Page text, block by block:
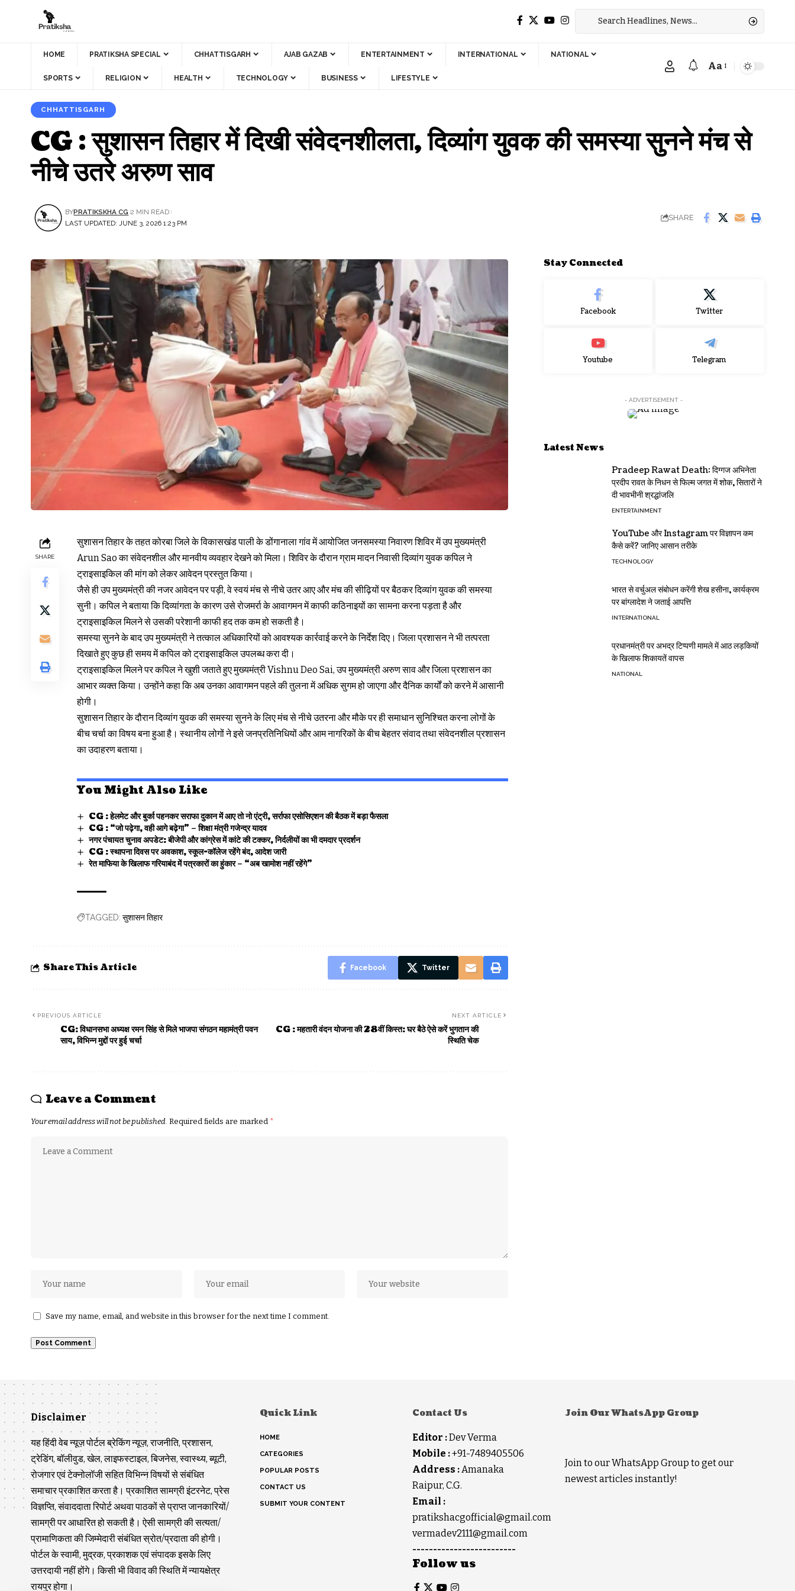
HOME PRATIKSHA SPECIAL CHHATTISGARH AJAB GAZAB ENTERTAINMENT INTERNATIONAL NATIONAL
SPORTS RELIGION HEALTH TECHNOLOGY BUSINESS LIFESTYLE
Aa
CHHATTISGARH
CG : सुशासन तिहार में दिखी संवेदनशीलता, दिव्यांग युवक की समस्या सुनने मंच से
नीचे उतरे अरुण साव
LAST UPDATED: JUNE 3, 2026 1:23 PM
BYPRATIKSKHA CG 2 MIN READ
SHARE
SHARE
सुशासन तिहार के तहत कोरबा जिले के विकासखंड पाली के डोंगानाला गांव में आयोजित जनसमस्या निवारण शिविर में उप मुख्यमंत्री
Arun Sao का संवेदनशील और मानवीय व्यवहार देखने को मिला। शिविर के दौरान ग्राम मादन निवासी दिव्यांग युवक कपिल ने
ट्राइसाइकिल की मांग को लेकर आवेदन प्रस्तुत किया।
जैसे ही उप मुख्यमंत्री की नजर आवेदन पर पड़ी, वे स्वयं मंच से नीचे उतर आए और मंच की सीढ़ियों पर बैठकर दिव्यांग युवक की समस्या
सुनी। कपिल ने बताया कि दिव्यांगता के कारण उसे रोजमर्रा के आवागमन में काफी कठिनाइयों का सामना करना पड़ता है और
ट्राइसाइकिल मिलने से उसकी परेशानी काफी हद तक कम हो सकती है।
समस्या सुनने के बाद उप मुख्यमंत्री ने तत्काल अधिकारियों को आवश्यक कार्रवाई करने के निर्देश दिए। जिला प्रशासन ने भी तत्परता
दिखाते हुए कुछ ही समय में कपिल को ट्राइसाइकिल उपलब्ध करा दी।
ट्राइसाइकिल मिलने पर कपिल ने खुशी जताते हुए मुख्यमंत्री Vishnu Deo Sai, उप मुख्यमंत्री अरुण साव और जिला प्रशासन का
आभार व्यक्त किया। उन्होंने कहा कि अब उनका आवागमन पहले की तुलना में अधिक सुगम हो जाएगा और दैनिक कार्यों को करने में आसानी
होगी।
सुशासन तिहार के दौरान दिव्यांग युवक की समस्या सुनने के लिए मंच से नीचे उतरना और मौके पर ही समाधान सुनिश्चित करना लोगों के
बीच चर्चा का विषय बना हुआ है। स्थानीय लोगों ने इसे जनप्रतिनिधियों और आम नागरिकों के बीच बेहतर संवाद तथा संवेदनशील प्रशासन
का उदाहरण बताया।
You Might Also Like
CG : हेलमेट और बुर्का पहनकर सराफा दुकान में आए तो नो एंट्री, सर्राफा एसोसिएशन की बैठक में बड़ा फैसला
CG : “जो पढ़ेगा, वही आगे बढ़ेगा” – शिक्षा मंत्री गजेन्द्र यादव
नगर पंचायत चुनाव अपडेट: बीजेपी और कांग्रेस में कांटे की टक्कर, निर्दलीयों का भी दमदार प्रदर्शन
CG : स्थापना दिवस पर अवकाश, स्कूल-कॉलेज रहेंगे बंद, आदेश जारी
रेत माफिया के खिलाफ गरियाबंद में पत्रकारों का हुंकार – “अब खामोश नहीं रहेंगे”
TAGGED: सुशासन तिहार
Share This Article Facebook Twitter
PREVIOUS ARTICLE
CG: विधानसभा अध्यक्ष रमन सिंह से मिले भाजपा संगठन महामंत्री पवन
साय, विभिन्न मुद्दों पर हुई चर्चा
NEXT ARTICLE
CG : महतारी वंदन योजना की 28वीं किस्त: घर बैठे ऐसे करें भुगतान की
स्थिति चेक
Leave a Comment
Your email address will not be published. Required fields are marked *
Save my name, email, and website in this browser for the next time I comment.
Stay Connected
Facebook Twitter
Youtube Telegram
- ADVERTISEMENT -
Latest News
Pradeep Rawat Death: दिग्गज अभिनेता
प्रदीप रावत के निधन से फिल्म जगत में शोक, सितारों ने
दी भावभीनी श्रद्धांजलि
ENTERTAINMENT
YouTube और Instagram पर विज्ञापन कम
कैसे करें? जानिए आसान तरीके
TECHNOLOGY
भारत से वर्चुअल संबोधन करेंगी शेख हसीना, कार्यक्रम
पर बांग्लादेश ने जताई आपत्ति
INTERNATIONAL
प्रधानमंत्री पर अभद्र टिप्पणी मामले में आठ लड़कियों
के खिलाफ शिकायतें वापस
NATIONAL
Disclaimer
यह हिंदी वेब न्यूज़ पोर्टल ब्रेकिंग न्यूज़, राजनीति, प्रशासन,
ट्रेडिंग, बॉलीवुड, खेल, लाइफस्टाइल, बिजनेस, स्वास्थ्य, ब्यूटी,
रोजगार एवं टेक्नोलॉजी सहित विभिन्न विषयों से संबंधित
समाचार प्रकाशित करता है। प्रकाशित सामग्री इंटरनेट, प्रेस
विज्ञप्ति, संवाददाता रिपोर्ट अथवा पाठकों से प्राप्त जानकारियों/
सामग्री पर आधारित हो सकती है। ऐसी सामग्री की सत्यता/
प्रामाणिकता की जिम्मेदारी संबंधित स्रोत/प्रदाता की होगी।
पोर्टल के स्वामी, मुद्रक, प्रकाशक एवं संपादक इसके लिए
उत्तरदायी नहीं होंगे। किसी भी विवाद की स्थिति में न्यायक्षेत्र
रायपुर होगा।
Quick Link
HOME
CATEGORIES
POPULAR POSTS
CONTACT US
SUBMIT YOUR CONTENT
Contact Us
Editor :Dev Verma
Mobile :+91-7489405506
Address :Amanaka
Raipur, C.G.
Email :
pratikshacgofficial@gmail.com
vermadev2111@gmail.com
-------------------------
Follow us
Join Our WhatsApp Group
Join to our WhatsApp Group to get our
newest articles instantly!